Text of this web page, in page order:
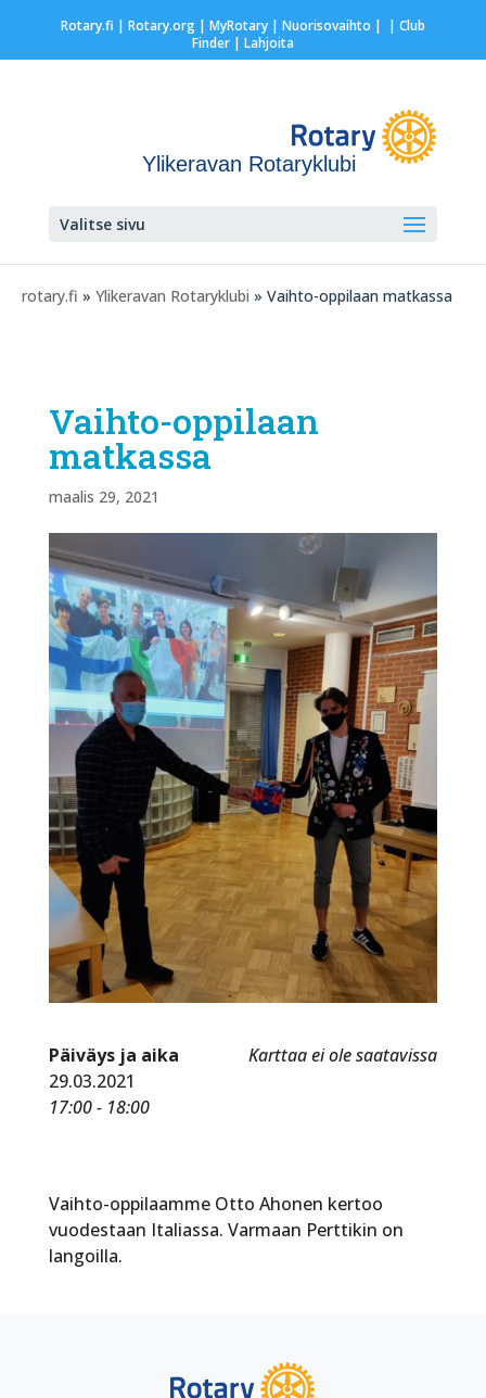
Rotary.fi | Rotary.org| MyRotary | Nuorisovaihto | | Club
Finder| Lahjoita
Ylikeravan Rotaryklubi
Valitse sivu
rotary.fi » Ylikeravan Rotaryklubi » Vaihto-oppilaan matkassa
Vaihto-oppilaan
matkassa
maalis 29, 2021
Karttaa ei ole saatavissa
Päiväys ja aika
29.03.2021
17:00 - 18:00
Vaihto-oppilaamme Otto Ahonen kertoo
vuodestaan Italiassa. Varmaan Perttikin on
langoilla.